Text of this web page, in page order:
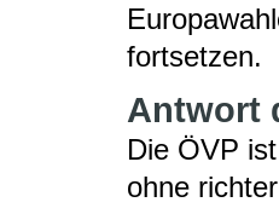
fortsetzen.
Antwort
Die ÖVP
ohne